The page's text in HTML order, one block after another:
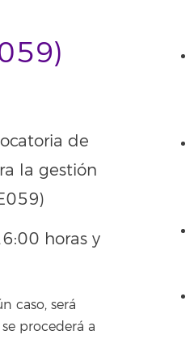
de
la gestión
horas y
caso, será
procederá a